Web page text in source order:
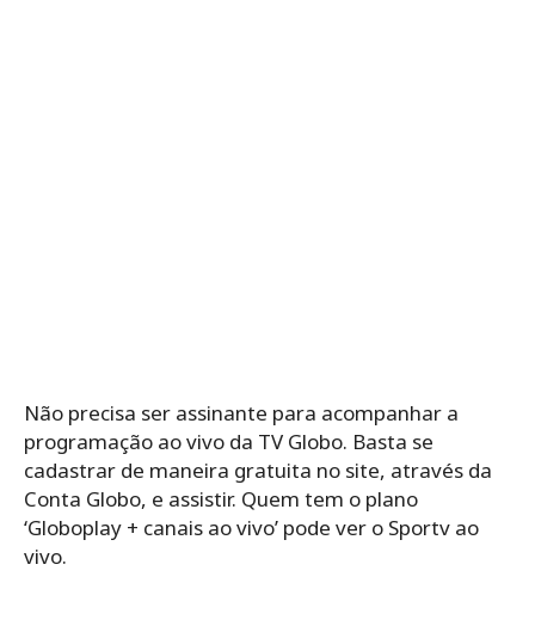
Não precisa ser assinante para acompanhar a
programação ao vivo da TV Globo. Basta se
cadastrar de maneira gratuita no site, através da
Conta Globo, e assistir. Quem tem o plano
‘Globoplay + canais ao vivo’ pode ver o Sportv ao
vivo.